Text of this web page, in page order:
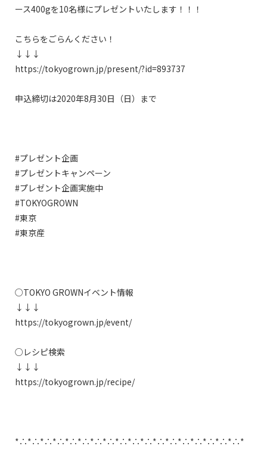
ース400gを10名様にプレゼントいたします！！！
こちらをごらんください！
↓↓↓
https://tokyogrown.jp/present/?id=893737
申込締切は2020年8月30日（日）まで
#プレゼント企画
#プレゼントキャンペーン
#プレゼント企画実施中
#TOKYOGROWN
#東京
#東京産
○TOKYO GROWNイベント情報
↓↓↓
https://tokyogrown.jp/event/
○レシピ検索
↓↓↓
https://tokyogrown.jp/recipe/
*∴*∴*∴*∴*∴*∴*∴*∴*∴*∴*∴*∴*∴*∴*∴*∴*∴*∴*